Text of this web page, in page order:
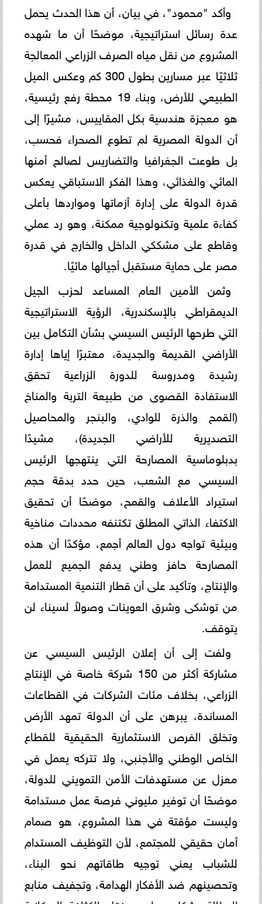
وأكد "محمود"، في بيان، أن هذا الحدث يحمل
عدة رسائل استراتيجية، موضحًا أن ما شهده
المشروع من نقل مياه الصرف الزراعي المعالجة
ثلاثيًا عبر مسارين بطول 300 كم وعكس الميل
الطبيعي للأرض، وبناء 19 محطة رفع رئيسية،
هو معجزة هندسية بكل المقاييس، مشيرًا إلى
أن الدولة المصرية لم تطوع الصحراء فحسب،
بل طوعت الجغرافيا والتضاريس لصالح أمنها
المائي والغذائي، وهذا الفكر الاستباقي يعكس
قدرة الدولة على إدارة أزماتها ومواردها بأعلى
كفاءة علمية وتكنولوجية ممكنة، وهو رد عملي
وقاطع على مشككي الداخل والخارج في قدرة
مصر على حماية مستقبل أجيالها مائيًا.
وثمن الأمين العام المساعد لحزب الجيل
الديمقراطي بالإسكندرية، الرؤية الاستراتيجية
التي طرحها الرئيس السيسي بشأن التكامل بين
الأراضي القديمة والجديدة، معتبرًا إياها إدارة
رشيدة ومدروسة للدورة الزراعية تحقق
الاستفادة القصوى من طبيعة التربة والمناخ
(القمح والذرة للوادي، والبنجر والمحاصيل
التصديرية للأراضي الجديدة)، مشيدًا
بدبلوماسية المصارحة التي ينتهجها الرئيس
السيسي مع الشعب، حين حدد بدقة حجم
استيراد الأعلاف والقمح، موضحًا أن تحقيق
الاكتفاء الذاتي المطلق تكتنفه محددات مناخية
وبيئية تواجه دول العالم أجمع، مؤكدًا أن هذه
المصارحة حافز وطني يدفع الجميع للعمل
والإنتاج، وتأكيد على أن قطار التنمية المستدامة
من توشكى وشرق العوينات وصولاً لسيناء لن
يتوقف.
ولفت إلى أن إعلان الرئيس السيسي عن
مشاركة أكثر من 150 شركة خاصة في الإنتاج
الزراعي، بخلاف مئات الشركات في القطاعات
المساندة، يبرهن على أن الدولة تمهد الأرض
وتخلق الفرص الاستثمارية الحقيقية للقطاع
الخاص الوطني والأجنبي، ولا تتركه يعمل في
معزل عن مستهدفات الأمن التمويني للدولة،
موضحًا أن توفير مليوني فرصة عمل مستدامة
وليست مؤقتة في هذا المشروع، هو صمام
أمان حقيقي للمجتمع، لأن التوظيف المستدام
للشباب يعني توجيه طاقاتهم نحو البناء،
وتحصينهم ضد الأفكار الهدامة، وتجفيف منابع